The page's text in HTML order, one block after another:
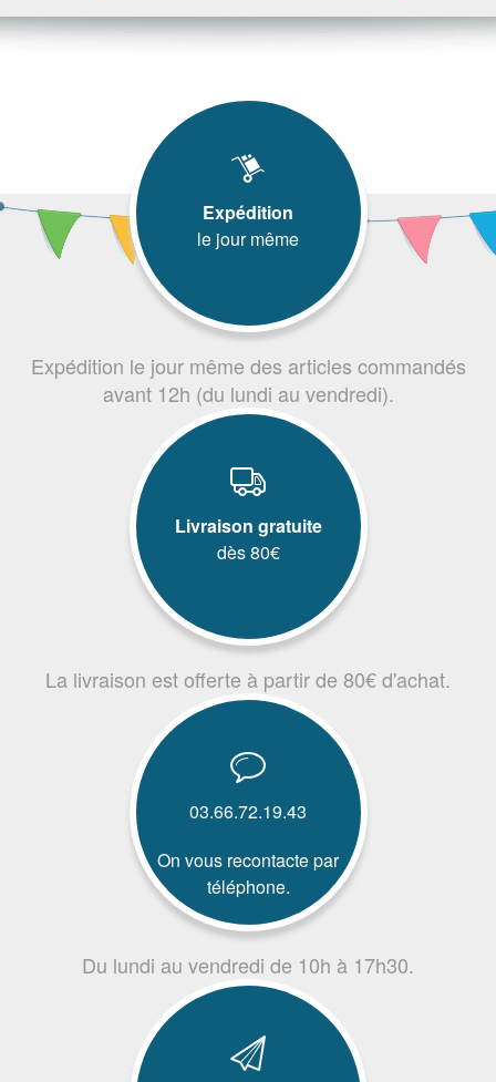
Expédition
le jour même
Expédition le jour même des articles commandés
avant 12h (du lundi au vendredi).
Livraison gratuite
dès 80€
La livraison est offerte à partir de 80€ d'achat.
03.66.72.19.43
On vous recontacte par
téléphone.
Du lundi au vendredi de 10h à 17h30.